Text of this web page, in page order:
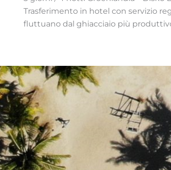
Trasferimento in hotel con servizio
fluttuano dal ghiacciaio più